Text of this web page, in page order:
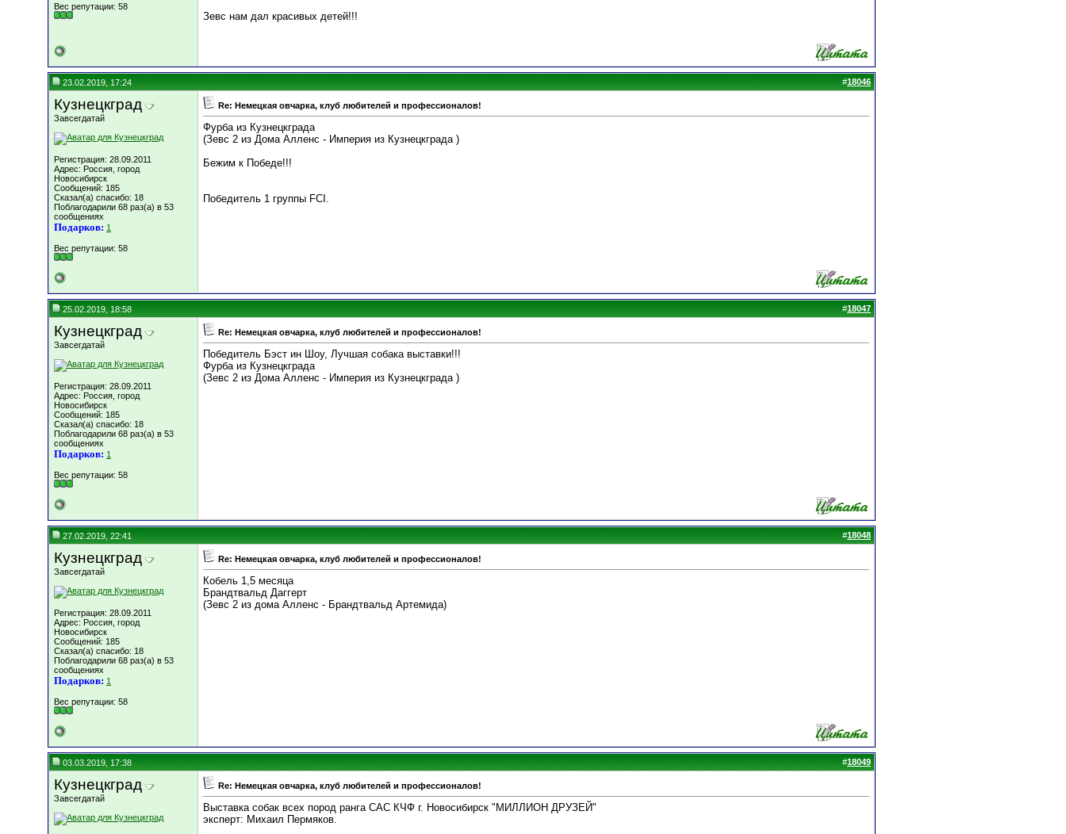
Вес репутации: 58
Зевс нам дал красивых детей!!!
23.02.2019, 17:24 #18046
Кузнецкград
Завсегдатай
Регистрация: 28.09.2011
Адрес: Россия, город
Новосибирск
Сообщений: 185
Сказал(а) спасибо: 18
Поблагодарили 68 раз(а) в 53
сообщениях
Подарков: 1
Вес репутации: 58
Re: Немецкая овчарка, клуб любителей и профессионалов!
Фурба из Кузнецкграда
(Зевс 2 из Дома Алленс - Империя из Кузнецкграда )
Бежим к Победе!!!
Победитель 1 группы FCI.
25.02.2019, 18:58 #18047
Кузнецкград
Завсегдатай
Регистрация: 28.09.2011
Адрес: Россия, город
Новосибирск
Сообщений: 185
Сказал(а) спасибо: 18
Поблагодарили 68 раз(а) в 53
сообщениях
Подарков: 1
Вес репутации: 58
Re: Немецкая овчарка, клуб любителей и профессионалов!
Победитель Бэст ин Шоу, Лучшая собака выставки!!!
Фурба из Кузнецкграда
(Зевс 2 из Дома Алленс - Империя из Кузнецкграда )
27.02.2019, 22:41 #18048
Кузнецкград
Завсегдатай
Регистрация: 28.09.2011
Адрес: Россия, город
Новосибирск
Сообщений: 185
Сказал(а) спасибо: 18
Поблагодарили 68 раз(а) в 53
сообщениях
Подарков: 1
Вес репутации: 58
Re: Немецкая овчарка, клуб любителей и профессионалов!
Кобель 1,5 месяца
Брандтвальд Даггерт
(Зевс 2 из дома Алленс - Брандтвальд Артемида)
03.03.2019, 17:38 #18049
Кузнецкград
Завсегдатай
Re: Немецкая овчарка, клуб любителей и профессионалов!
Выставка собак всех пород ранга САС КЧФ г. Новосибирск "МИЛЛИОН ДРУЗЕЙ"
эксперт: Михаил Пермяков.